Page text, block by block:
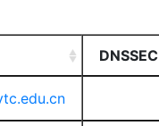
DNSSEC